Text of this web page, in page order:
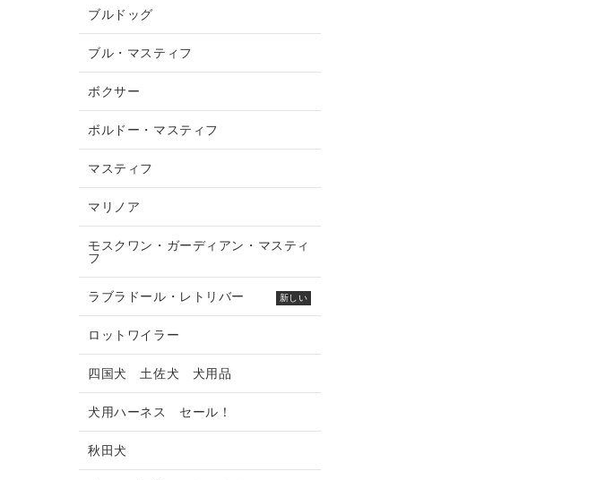
ブルドッグ
ブル・マスティフ
ボクサー
ボルドー・マスティフ
マスティフ
マリノア
モスクワン・ガーディアン・マスティ
フ
ラブラドール・レトリバー 新しい
ロットワイラー
四国犬 土佐犬 犬用品
犬用ハーネス セール！
秋田犬